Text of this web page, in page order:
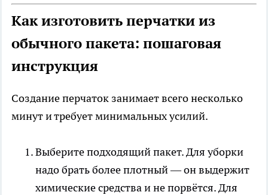
Как изготовить перчатки из
обычного пакета: пошаговая
инструкция
Создание перчаток занимает всего несколько
минут и требует минимальных усилий.
Выберите подходящий пакет. Для уборки
надо брать более плотный — он выдержит
химические средства и не порвётся. Для